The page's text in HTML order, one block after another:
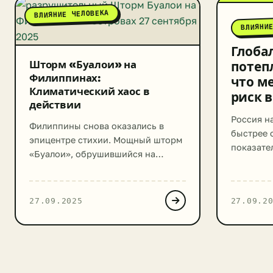
ВЛИЯНИЕ ЧЕЛОВЕКА
Шторм «Буалои» на
Филиппинах:
Климатический хаос в
действии
Филиппины снова оказались в
эпицентре стихии. Мощный шторм
«Буалои», обрушившийся на
принес с собой хаос и
разрушения, став очередным
растущей угрозе экстремальных
27.09.2025
что
риск
Россия
быстрее